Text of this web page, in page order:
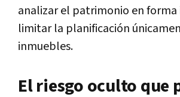
analizar el patrimonio en
limitar la planificación
inmuebles.
El riesgo oculto que